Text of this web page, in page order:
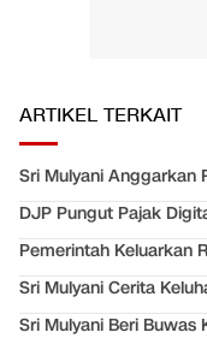
ARTIKEL TERKAIT
Sri Mulyani Anggarkan
DJP Pungut Pajak
Pemerintah Keluarkan
Sri Mulyani Cerita
Sri Mulyani Beri Buwas